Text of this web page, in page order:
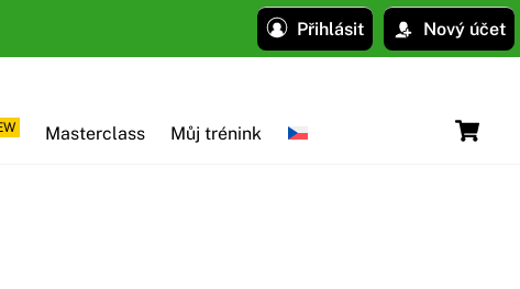
Přihlásit Nový účet
Masterclass Můj trénink